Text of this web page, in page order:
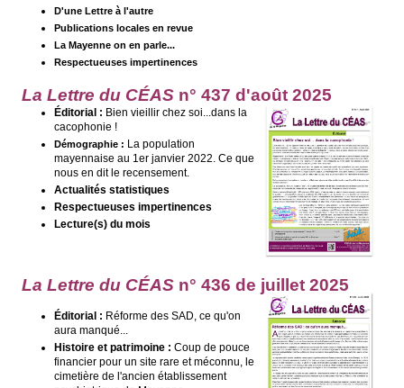
D'une Lettre à l'autre
Publications locales en revue
La Mayenne on en parle...
Respectueuses impertinences
La Lettre du CÉASn° 437 d'août 2025
Éditorial : Bien vieillir chez soi...dans la
cacophonie !
Démographie : La population
mayennaise au 1er janvier 2022. Ce que
nous en dit le recensement.
Actualités statistiques
Respectueuses impertinences
Lecture(s) du mois
La Lettre du CÉASn° 436 de juillet 2025
Éditorial : Réforme des SAD, ce qu'on
aura manqué...
Histoire et patrimoine : Coup de pouce
financier pour un site rare et méconnu, le
cimetière de l'ancien établissement